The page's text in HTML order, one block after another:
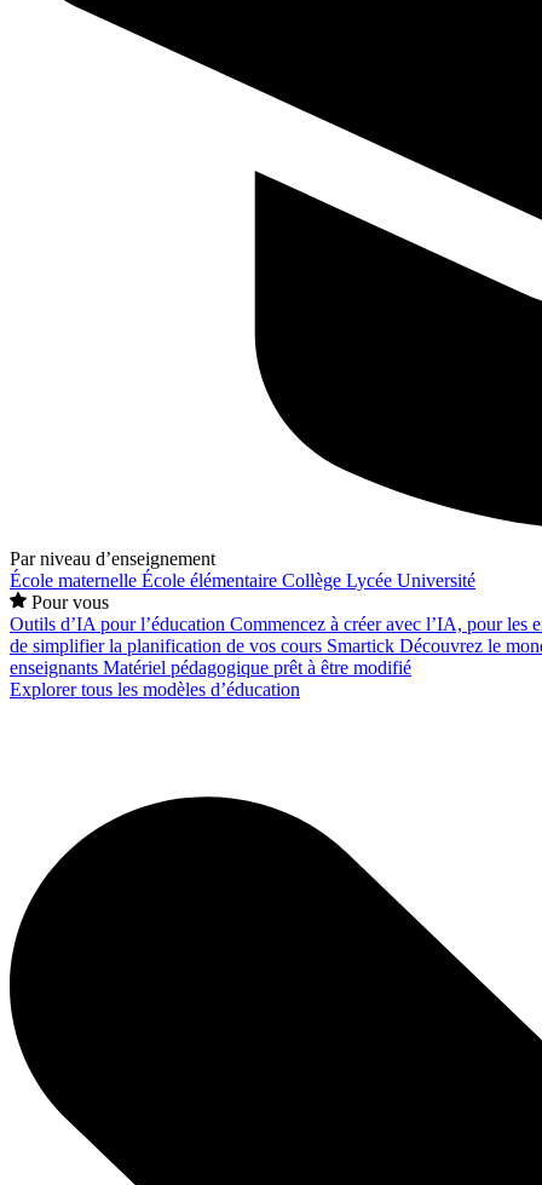
Par niveau d’enseignement
École maternelle École élémentaire Collège Lycée Université
Pour vous
Outils d’IA pour l’éducation Commencez à créer avec l’IA, pour les
de simplifier la planification de vos cours Smartick Découvrez le
enseignants Matériel pédagogique prêt à être modifié
Explorer tous les modèles d’éducation